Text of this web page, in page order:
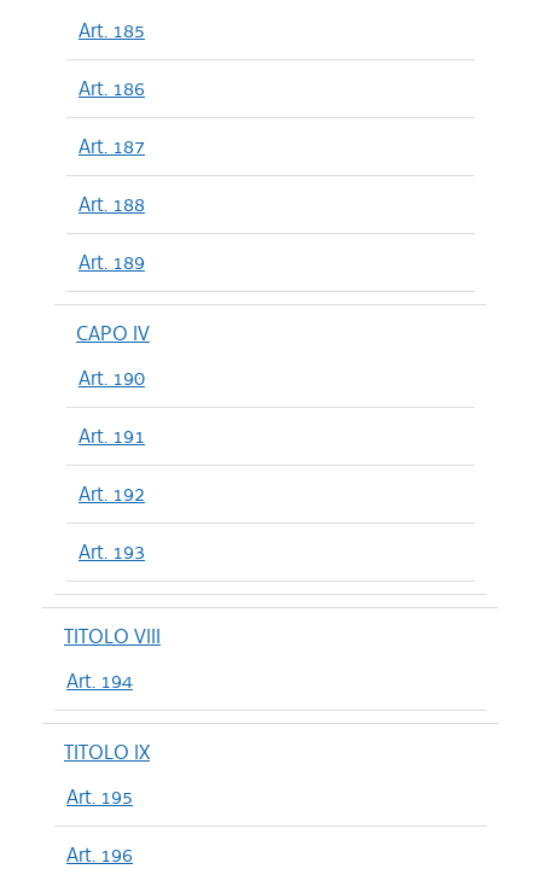
Art. 185
Art. 186
Art. 187
Art. 188
Art. 189
CAPO IV
Art. 190
Art. 191
Art. 192
Art. 193
TITOLO VIII
Art. 194
TITOLO IX
Art. 195
Art. 196